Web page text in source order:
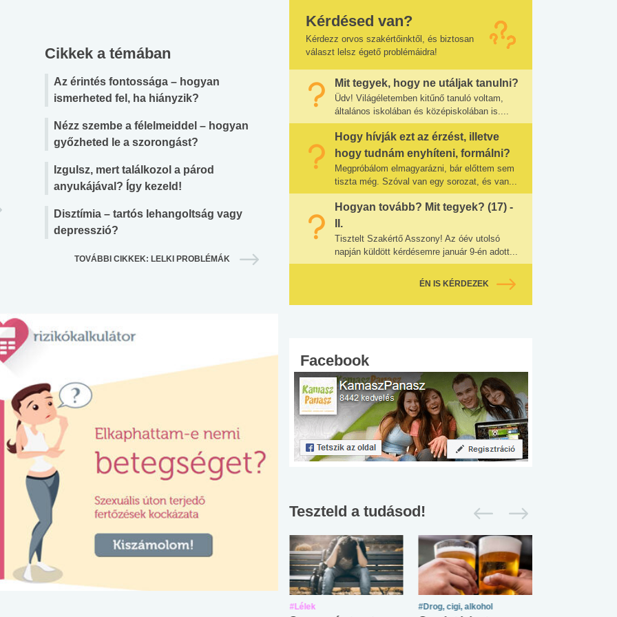
Cikkek a témában
Az érintés fontossága – hogyan
ismerheted fel, ha hiányzik?
Nézz szembe a félelmeiddel – hogyan
győzheted le a szorongást?
Izgulsz, mert találkozol a párod
anyukájával? Így kezeld!
Disztímia – tartós lehangoltság vagy
depresszió?
TOVÁBBI CIKKEK: LELKI PROBLÉMÁK
Kérdésed van?
Kérdezz orvos szakértőinktől, és biztosan
választ lelsz égető problémáidra!
Mit tegyek, hogy ne utáljak tanulni?
Üdv! Világéletemben kitűnő tanuló voltam,
általános iskolában és középiskolában is....
Hogy hívják ezt az érzést, illetve
hogy tudnám enyhíteni, formálni?
Megpróbálom elmagyarázni, bár előttem sem
tiszta még. Szóval van egy sorozat, és van...
Hogyan tovább? Mit tegyek? (17) -
II.
Tisztelt Szakértő Asszony! Az óév utolsó
napján küldött kérdésemre január 9-én adott...
ÉN IS KÉRDEZEK
Facebook
Teszteld a tudásod!
#Lélek #Drog, cigi, alkohol